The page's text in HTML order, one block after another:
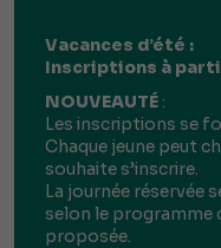
Vacances d’été :
Inscriptions à
NOUVEAUTÉ:
Les inscriptions se
Chaque jeune peut
souhaite s’inscrire.
La journée réservée
selon le programme
proposée.